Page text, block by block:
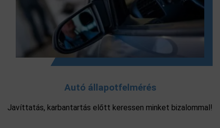
Autó állapotfelmérés
Javíttatás, karbantartás előtt keressen minket bizalommal!